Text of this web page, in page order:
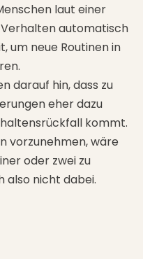
laut einer
Verhalten automatisch
um neue Routinen in
darauf hin, dass zu
eher dazu
kommt.
vorzunehmen, wäre
oder zwei zu
also nicht dabei.